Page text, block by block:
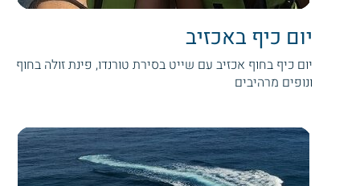
יום כיף באכזיב
יום כיף בחוף אכזיב עם שייט בסירת טורנדו, פינת זולה בחוף
ונופים מרהיבים